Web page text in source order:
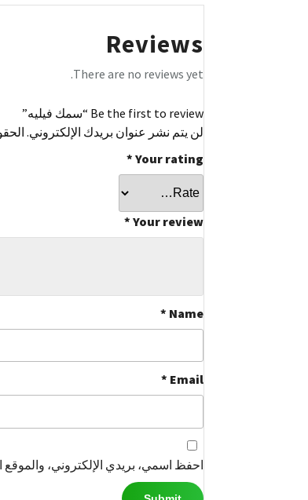
Reviews
There are no reviews yet.
Be the first to review “سمك فيليه”
لن يتم نشر عنوان بريدك الإلكتروني.
Your rating
*
Your review
*
Name
*
Email
*
احفظ اسمي، بريدي الإلكتروني، والموقع